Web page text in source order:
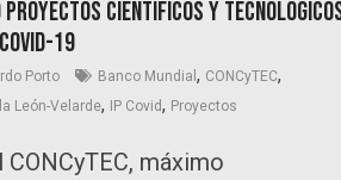
proyectos científicos y
19
Porto Banco Mundial , CONCyTEC,
León-Velarde, IP Covid, Proyectos
máximo